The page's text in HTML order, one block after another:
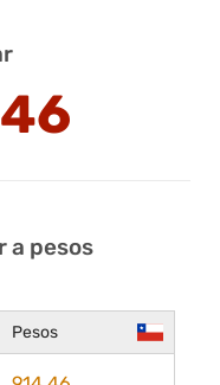
a pesos
Pesos